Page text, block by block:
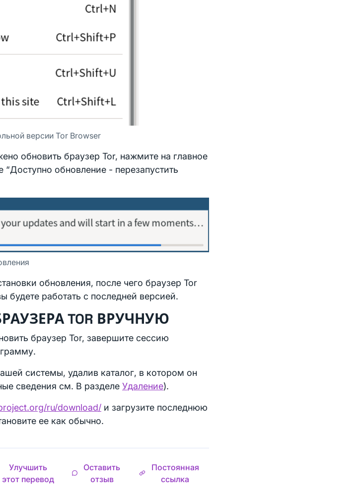
версии Tor Browser
обновить браузер Tor, нажмите на главное
обновление - перезапустить
обновления, после чего браузер Tor
будете работать с последней версией.
TOR ВРУЧНУЮ
браузер Tor, завершите сессию
системы, удалив каталог, в котором он
сведения см. В разделе Удаление).
ru/download/ и загрузите последнюю
ее как обычно.
Улучшить
этот перевод
Оставить
отзыв
Постоянная
ссылка